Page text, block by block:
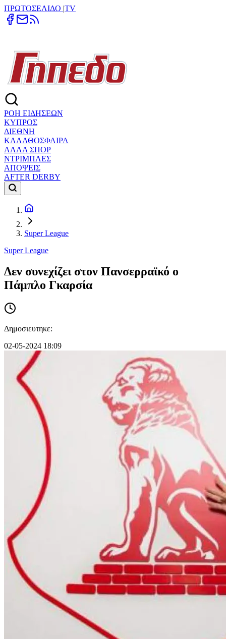
ΠΡΩΤΟΣΕΛΙΔΟ |TV
ΡΟΗ ΕΙΔΗΣΕΩΝ
ΚΥΠΡΟΣ
ΔΙΕΘΝΗ
ΚΑΛΑΘΟΣΦΑΙΡΑ
ΑΛΛΑ ΣΠΟΡ
ΝΤΡΙΜΠΛΕΣ
ΑΠΟΨΕΙΣ
AFTER DERBY
Super League
Super League
Δεν συνεχίζει στον Πανσερραϊκό ο
Πάμπλο Γκαρσία
Δημοσιευτηκε:
02-05-2024 18:09